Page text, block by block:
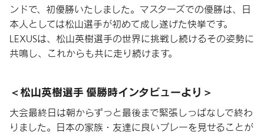
ンドで、初優勝いたしました。マスターズでの優勝は、日
本人としては松山選手が初めて成し遂げた快挙です。
LEXUSは、松山英樹選手の世界に挑戦し続けるその姿勢に
共鳴し、これからも共に走り続けます。
松山英樹選手 優勝時インタビューより
大会最終日は朝からずっと最後まで緊張しっぱなしで終わ
りました。日本の家族・友達に良いプレーを見せることが